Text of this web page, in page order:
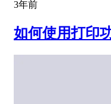
3年前
如何使用打印